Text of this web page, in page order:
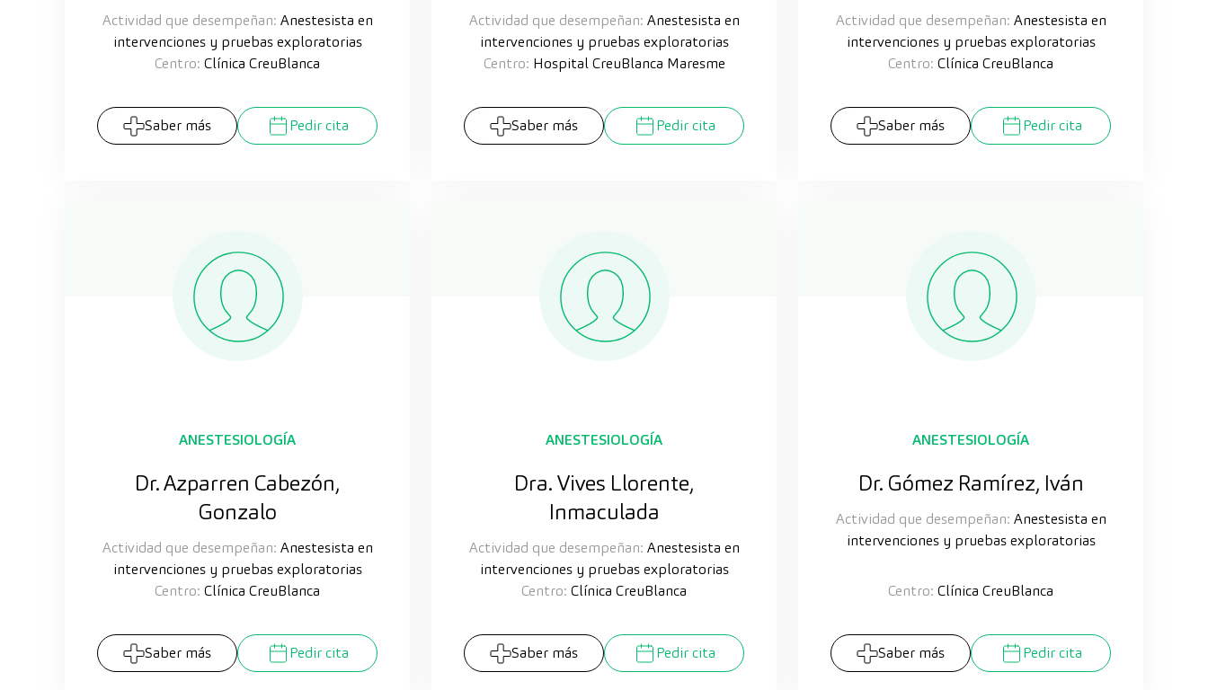
Actividad que desempeñan: Anestesista en
intervenciones y pruebas exploratorias
Centro: Clínica CreuBlanca
Saber más Pedir cita
Actividad que desempeñan: Anestesista en
intervenciones y pruebas exploratorias
Centro: Hospital CreuBlanca Maresme
Saber más Pedir cita
Actividad que desempeñan: Anestesista en
intervenciones y pruebas exploratorias
Centro: Clínica CreuBlanca
Saber más Pedir cita
ANESTESIOLOGÍA
Dr. Azparren Cabezón,
Gonzalo
Actividad que desempeñan: Anestesista en
intervenciones y pruebas exploratorias
Centro: Clínica CreuBlanca
Saber más Pedir cita
ANESTESIOLOGÍA
Dra. Vives Llorente,
Inmaculada
Actividad que desempeñan: Anestesista en
intervenciones y pruebas exploratorias
Centro: Clínica CreuBlanca
Saber más Pedir cita
ANESTESIOLOGÍA
Dr. Gómez Ramírez, Iván
Actividad que desempeñan: Anestesista en
intervenciones y pruebas exploratorias
Centro: Clínica CreuBlanca
Saber más Pedir cita